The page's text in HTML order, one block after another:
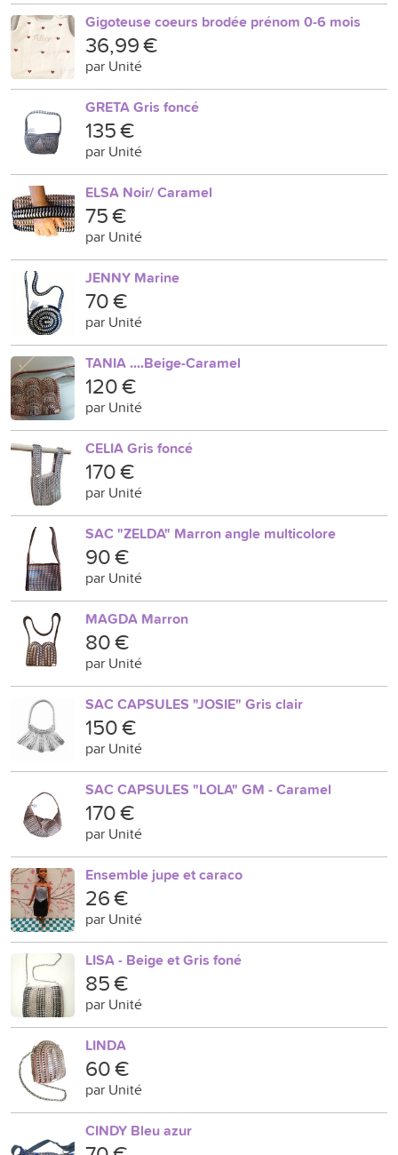
Gigoteuse coeurs brodée prénom 0-6 mois
36,99 €
par Unité
GRETA Gris foncé
135 €
par Unité
ELSA Noir/ Caramel
75 €
par Unité
JENNY Marine
70 €
par Unité
TANIA ....Beige-Caramel
120 €
par Unité
CELIA Gris foncé
170 €
par Unité
SAC "ZELDA" Marron angle multicolore
90 €
par Unité
MAGDA Marron
80 €
par Unité
SAC CAPSULES "JOSIE" Gris clair
150 €
par Unité
SAC CAPSULES "LOLA" GM - Caramel
170 €
par Unité
Ensemble jupe et caraco
26 €
par Unité
LISA - Beige et Gris foné
85 €
par Unité
LINDA
60 €
par Unité
CINDY Bleu azur